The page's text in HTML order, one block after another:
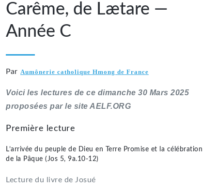
Carême, de Lætare —
Année C
Par Aumônerie catholique Hmong de France
Voici les lectures de ce dimanche 30 Mars 2025
proposées par le site AELF.ORG
Première lecture
L’arrivée du peuple de Dieu en Terre Promise et la célébration
de la Pâque (Jos 5, 9a.10-12)
Lecture du livre de Josué